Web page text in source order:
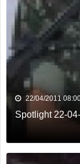
22/04/2011
Spotlight 22-